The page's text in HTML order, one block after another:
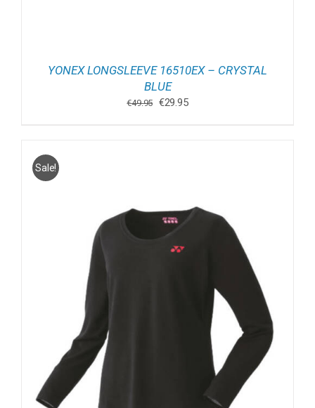
YONEX LONGSLEEVE 16510EX – CRYSTAL
BLUE
€49.95 Oorspronkelijke
€29.95Huidige
Sale!